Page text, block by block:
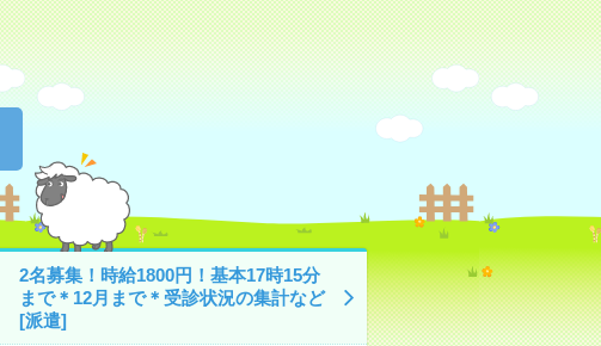
2名募集！時給1800円！基本17時15分
まで＊12月まで＊受診状況の集計など
[派遣]